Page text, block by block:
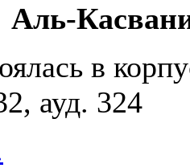
Аль-
в
ауд. 324